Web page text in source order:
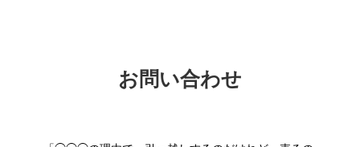
お問い合わせ